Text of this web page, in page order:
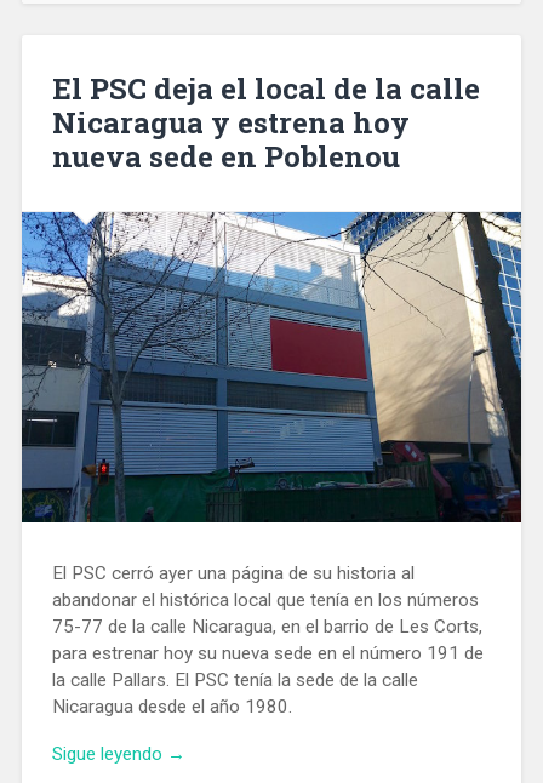
de
los
museos
El PSC deja el local de la calle
Nicaragua y estrena hoy
nueva sede en Poblenou
El PSC cerró ayer una página de su historia al
abandonar el histórica local que tenía en los números
75-77 de la calle Nicaragua, en el barrio de Les Corts,
para estrenar hoy su nueva sede en el número 191 de
la calle Pallars. El PSC tenía la sede de la calle
Nicaragua desde el año 1980.
Sigue leyendo «El
→